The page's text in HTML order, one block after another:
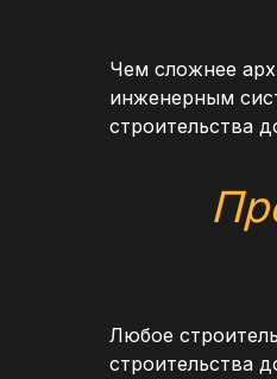
Чем сложнее
инженерным
строительства
Любое
строительства